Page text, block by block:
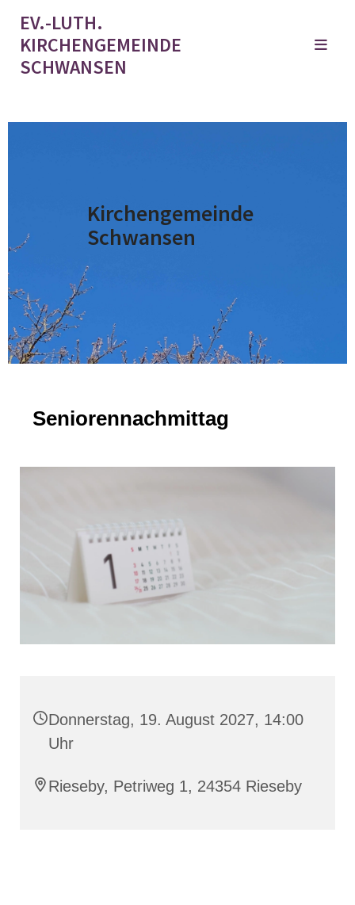
EV.-LUTH.
KIRCHENGEMEINDE
SCHWANSEN
Kirchengemeinde
Schwansen
Seniorennachmittag
Donnerstag, 19. August 2027, 14:00
Uhr
Rieseby, Petriweg 1, 24354 Rieseby